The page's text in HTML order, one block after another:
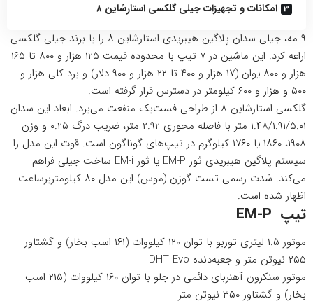
امکانات و تجهیزات جیلی گلکسی استارشاین ۸
۹ مه، جیلی سدان پلاگین هیبریدی استارشاین ۸ را با برند جیلی گلکسی
اراعه کرد. این ماشین در ۷ تیپ با محدوده قیمت ۱۲۵ هزار و ۸۰۰ تا ۱۶۵
هزار و ۸۰۰ یوان (۱۷ هزار و ۴۰۰ تا ۲۲ هزار و ۹۰۰ دلار) و برد کلی هزار و
۵۰۰ و هزار و ۶۰۰ کیلومتر در دسترس قرار گرفته است.
گلکسی استارشاین ۸ از طراحی فست‌بک منفعت می‌برد. ابعاد این سدان
۱.۴۸/۱.۹۱/۵.۰۱ متر با فاصله محوری ۲.۹۲ متر، ضریب درگ ۰.۲۵ و وزن
۱۹۰۸، ۱۸۶۰ یا ۱۷۶۰ کیلوگرم در تیپ‌های گوناگون است. قوت این مدل را
سیستم پلاگین هیبریدی ثور EM-P یا ثور EM-i ساخت جیلی فراهم
می‌کند. شدت رسمی تست گوزن (موس) این مدل ۸۰ کیلومتربرساعت
اظهار شده است.
تیپ EM-P
موتور ۱.۵ لیتری توربو با توان ۱۲۰ کیلووات (۱۶۱ اسب بخار) و گشتاور
۲۵۵ نیوتن متر و جعبه‌دنده DHT Evo
موتور سنکرون آهنربای دائمی در جلو با توان ۱۶۰ کیلووات (۲۱۵ اسب
بخار) و گشتاور ۳۵۰ نیوتن متر